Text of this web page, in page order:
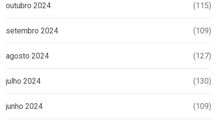
outubro 2024 (115)
setembro 2024 (109)
agosto 2024 (127)
julho 2024 (130)
junho 2024 (109)